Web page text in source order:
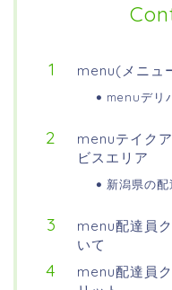
menu(メニュ
menuデリ
menuテイク
ビスエリア
新潟県の配
menu配達員
いて
menu配達員